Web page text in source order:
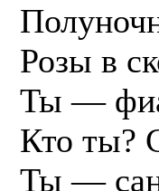
Розы в
Ты —
Кто ты?
Ты —